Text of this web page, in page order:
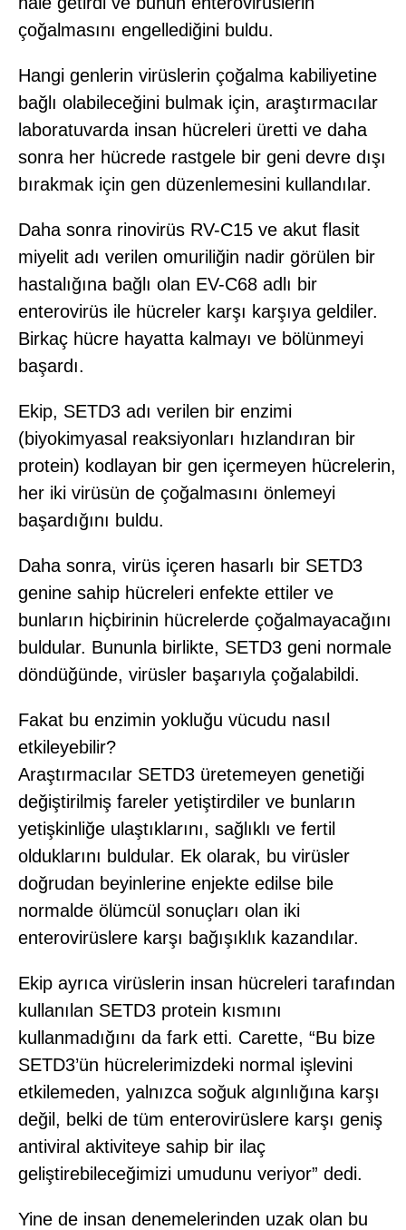
çoğalmasını engellediğini buldu.
Hangi genlerin virüslerin çoğalma kabiliyetine
bağlı olabileceğini bulmak için, araştırmacılar
laboratuvarda insan hücreleri üretti ve daha
sonra her hücrede rastgele bir geni devre dışı
bırakmak için gen düzenlemesini kullandılar.
Daha sonra rinovirüs RV-C15 ve akut flasit
miyelit adı verilen omuriliğin nadir görülen bir
hastalığına bağlı olan EV-C68 adlı bir
enterovirüs ile hücreler karşı karşıya geldiler.
Birkaç hücre hayatta kalmayı ve bölünmeyi
başardı.
Ekip, SETD3 adı verilen bir enzimi
(biyokimyasal reaksiyonları hızlandıran bir
protein) kodlayan bir gen içermeyen hücrelerin,
her iki virüsün de çoğalmasını önlemeyi
başardığını buldu.
Daha sonra, virüs içeren hasarlı bir SETD3
genine sahip hücreleri enfekte ettiler ve
bunların hiçbirinin hücrelerde çoğalmayacağını
buldular. Bununla birlikte, SETD3 geni normale
döndüğünde, virüsler başarıyla çoğalabildi.
Fakat bu enzimin yokluğu vücudu nasıl
etkileyebilir?
Araştırmacılar SETD3 üretemeyen genetiği
değiştirilmiş fareler yetiştirdiler ve bunların
yetişkinliğe ulaştıklarını, sağlıklı ve fertil
olduklarını buldular. Ek olarak, bu virüsler
doğrudan beyinlerine enjekte edilse bile
normalde ölümcül sonuçları olan iki
enterovirüslere karşı bağışıklık kazandılar.
Ekip ayrıca virüslerin insan hücreleri tarafından
kullanılan SETD3 protein kısmını
kullanmadığını da fark etti. Carette, “Bu bize
SETD3’ün hücrelerimizdeki normal işlevini
etkilemeden, yalnızca soğuk algınlığına karşı
değil, belki de tüm enterovirüslere karşı geniş
antiviral aktiviteye sahip bir ilaç
geliştirebileceğimizi umudunu veriyor” dedi.
Yine de insan denemelerinden uzak olan bu